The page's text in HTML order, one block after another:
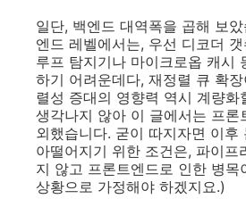
일단, 백엔드 대역폭을 곱해 보
엔드 레벨에서는, 우선 디코더
루프 탐지기나 마이크로옵 캐시
하기 어려운데다, 재정렬 큐 확
렬성 증대의 영향력 역시 계량화
생각나지 않아 이 글에서는 프론
외했습니다. 굳이 따지자면 이후
아떨어지기 위한 조건은, 파이프
지 않고 프론트엔드로 인한 병목
상황으로 가정해야 하겠지요.)